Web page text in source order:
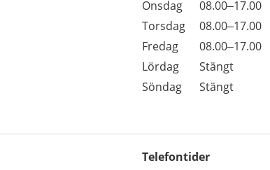
Onsdag
08.00–17.00
Torsdag
08.00–17.00
Fredag
08.00–17.00
Lördag
Stängt
Söndag
Stängt
Telefontider